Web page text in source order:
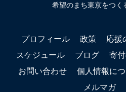
希望のまち東京をつく
プロフィール 政策 応援
スケジュール
ブログ 寄
お問い合わせ
個人情報に
メルマガ